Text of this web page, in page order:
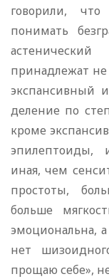
говорили,
понимать
принадлежат
экспансивный
деление по
кроме
эпилептоиды,
иная, чем
простоты,
больше
эмоциональна,
нет
прощаю себе»,